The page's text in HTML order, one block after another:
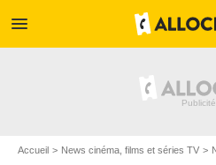
menu
Accueil News cinéma, films et séries TV